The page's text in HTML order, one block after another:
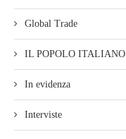
Global Trade
IL POPOLO ITALIANO
In evidenza
Interviste